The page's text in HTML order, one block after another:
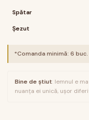
Spătar
Șezut
*Comanda minimă: 6 buc.
Bine de știut: lemnul e
nuanța ei unică, ușor